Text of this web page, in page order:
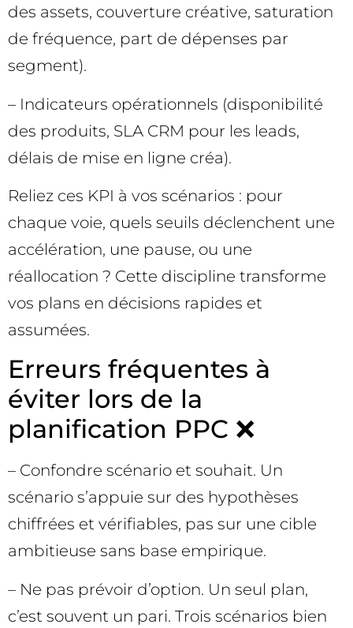
des assets, couverture créative, saturation
de fréquence, part de dépenses par
segment).
– Indicateurs opérationnels (disponibilité
des produits, SLA CRM pour les leads,
délais de mise en ligne créa).
Reliez ces KPI à vos scénarios : pour
chaque voie, quels seuils déclenchent une
accélération, une pause, ou une
réallocation ? Cette discipline transforme
vos plans en décisions rapides et
assumées.
Erreurs fréquentes à
éviter lors de la
planification PPC ❌
– Confondre scénario et souhait. Un
scénario s’appuie sur des hypothèses
chiffrées et vérifiables, pas sur une cible
ambitieuse sans base empirique.
– Ne pas prévoir d’option. Un seul plan,
c’est souvent un pari. Trois scénarios bien